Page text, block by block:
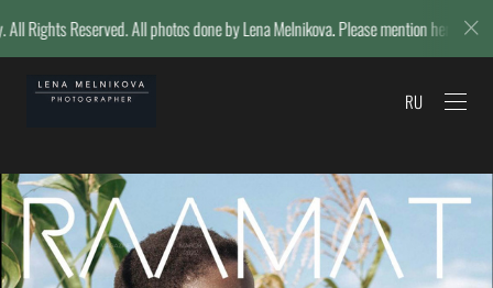
Reserved. All photos done by Lena Melnikova. Please mention her name if
RU